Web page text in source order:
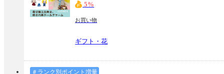
5%
お買い物
ギフト・花
＃ランク別ポイント増量